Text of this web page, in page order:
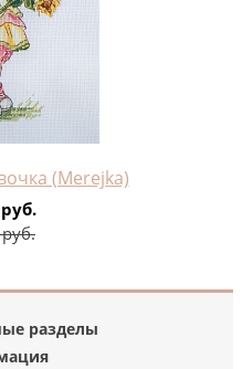
(Merejka)
разделы